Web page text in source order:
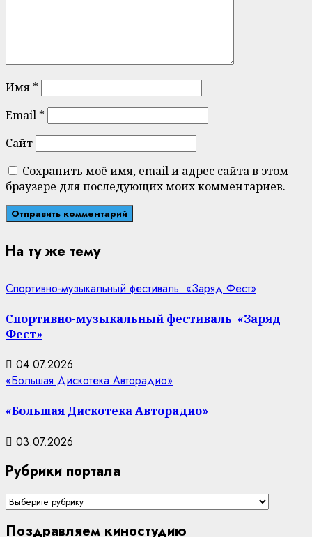
Имя *
Email *
Сайт
Сохранить моё имя, email и адрес сайта в этом
браузере для последующих моих комментариев.
На ту же тему
Спортивно-музыкальный фестиваль «Заряд Фест»
Спортивно-музыкальный фестиваль «Заряд
Фест»
04.07.2026
«Большая Дискотека Авторадио»
«Большая Дискотека Авторадио»
03.07.2026
Рубрики портала
Рубрики
Поздравляем киностудию